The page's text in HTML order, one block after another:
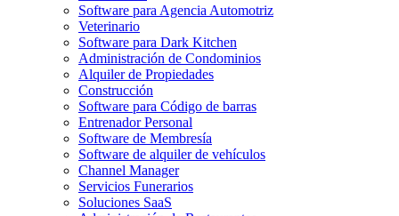
Software para Agencia Automotriz
Veterinario
Software para Dark Kitchen
Administración de Condominios
Alquiler de Propiedades
Construcción
Software para Código de barras
Entrenador Personal
Software de Membresía
Software de alquiler de vehículos
Channel Manager
Servicios Funerarios
Soluciones SaaS